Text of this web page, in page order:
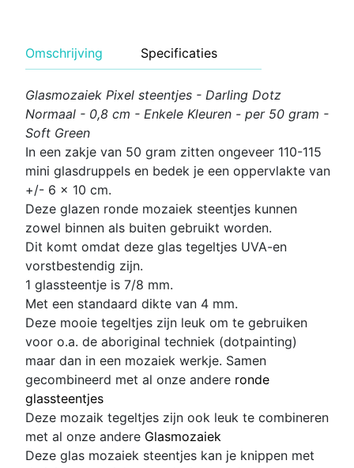
Omschrijving Specificaties
Glasmozaiek Pixel steentjes - Darling Dotz
Normaal - 0,8 cm - Enkele Kleuren - per 50 gram -
Soft Green
In een zakje van 50 gram zitten ongeveer 110-115
mini glasdruppels en bedek je een oppervlakte van
+/- 6 x 10 cm.
Deze glazen ronde mozaiek steentjes kunnen
zowel binnen als buiten gebruikt worden.
Dit komt omdat deze glas tegeltjes UVA-en
vorstbestendig zijn.
1 glassteentje is 7/8 mm.
Met een standaard dikte van 4 mm.
Deze mooie tegeltjes zijn leuk om te gebruiken
voor o.a. de aboriginal techniek (dotpainting)
maar dan in een mozaiek werkje. Samen
gecombineerd met al onze andere ronde
glassteentjes
Deze mozaik tegeltjes zijn ook leuk te combineren
met al onze andere Glasmozaiek
Deze glas mozaiek steentjes kan je knippen met